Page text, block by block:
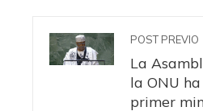
POST PREVIO
La
la ONU
primer